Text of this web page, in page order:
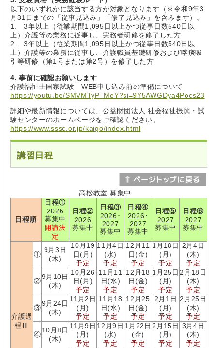
以下のいずれかに該当する方が対象となります（※令和9年3
月31日までの「従事見込み」「修了見込み」を含みます）。
1. 3年以上（従業期間1,095日以上かつ従事日数540日以
上）介護等の業務に従事し、実務者研修を修了した方
2. 3年以上（従業期間1,095日以上かつ従事日数540日以
上）介護等の業務に従事し、介護職員基礎研修および喀痰吸
引等研修（第1号または第2号）を修了した方
4. 事前に確認お願いします
介護福祉士国家試験 WEB申し込み前の準備について
https://youtu.be/SMVMTyP_MeY?si=9Y5AWGDya4Pocs23
詳細や最新情報については、公益財団法人 社会福祉振興・試
験センターのホームページをご確認ください。
https://www.sssc.or.jp/kaigo/index.html
講習日程
高松教室 募集中
日程順
日程①
2026
募集中
開講決
定
日程②
2026
募集中
日程③
2026･
2027
募集中
日程④
2026･
2027
募集中
日程⑤
2027
募集中
日程⑥
2027
募集中
介護過
程Ⅲ
①
9月3日
(木)
10月19
日(月)
予定
11月4日
(水)
予定
12月11
日(金)
予定
1月18日
(月)
予定
2月4日
(木)
予定
②
9月10日
(木)
10月26
日(月)
予定
11月11
日(水)
予定
12月18
日(金)
予定
1月25日
(月)
予定
2月18日
(木)
予定
③
9月24日
(木)
11月2日
(月)
予定
11月18
日(水)
予定
12月25
日(金)
予定
2月1日
(月)
予定
2月25日
(木)
予定
④
10月8日
(木)
11月9日
(月)
予定
12月9日
(水)
予定
1月22日
(金)
予定
2月15日
(月)
予定
3月4日
(木)
予定